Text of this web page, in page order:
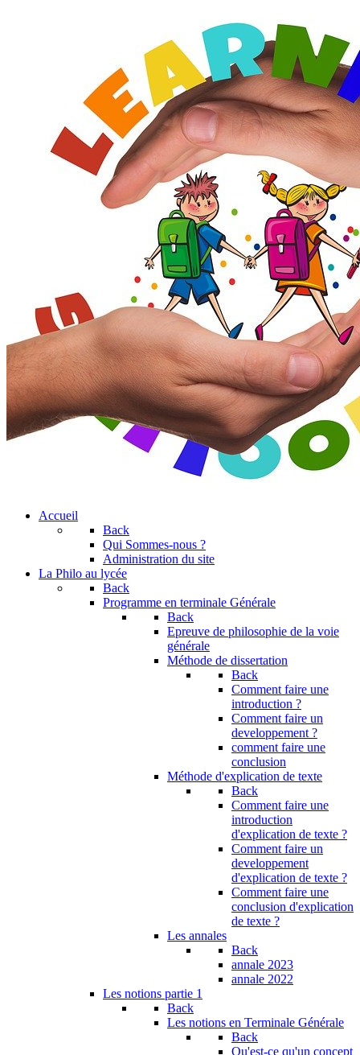
Accueil
Back
Qui Sommes-nous ?
Administration du site
La Philo au lycée
Back
Programme en terminale Générale
Back
Epreuve de philosophie de la voie
générale
Méthode de dissertation
Back
Comment faire une
introduction ?
Comment faire un
developpement ?
comment faire une
conclusion
Méthode d'explication de texte
Back
Comment faire une
introduction
d'explication de texte ?
Comment faire un
developpement
d'explication de texte ?
Comment faire une
conclusion d'explication
de texte ?
Les annales
Back
annale 2023
annale 2022
Les notions partie 1
Back
Les notions en Terminale Générale
Back
Qu'est-ce qu'un concept